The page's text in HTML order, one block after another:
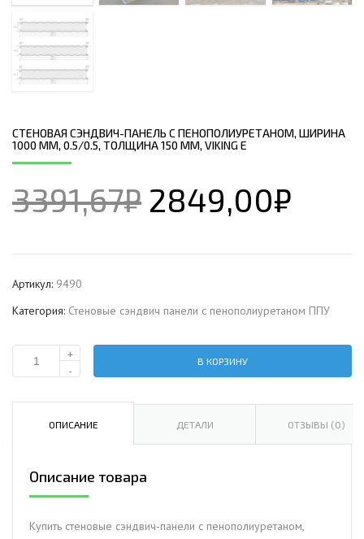
СТЕНОВАЯ СЭНДВИЧ-ПАНЕЛЬ С ПЕНОПОЛИУРЕТАНОМ, ШИРИНА
1000 ММ, 0.5/0.5, ТОЛЩИНА 150 ММ, VIKING E
3391,67₽ 2849,00₽
Артикул: 9490
Категория: Стеновые сэндвич панели с пенополиуретаном ППУ
Количество
сэндвич-
ширина
1000
0.5/0.5,
+
-
В КОРЗИНУ
ОПИСАНИЕ ДЕТАЛИ ОТЗЫВЫ (0)
Описание товара
Купить стеновые сэндвич-панели с пенополиуретаном,